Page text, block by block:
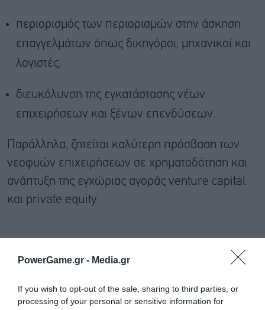
PowerGame.gr - Media.gr
If you wish to opt-out of the sale, sharing to third parties, or
processing of your personal or sensitive information for
περιορισμός των περιορισμών στην άσκηση
επαγγελμάτων όπως δικηγόροι, μηχανικοί και
λογιστές,
διευκόλυνση της εγκατάστασης νέων
επιχειρήσεων και ξένων επενδύσεων.
Παράλληλα, ζητείται καλύτερη πρόσβαση των
νεοφυών επιχειρήσεων σε χρηματοδότηση και
ανάπτυξη της εγχώριας αγοράς venture capital
και private equity.